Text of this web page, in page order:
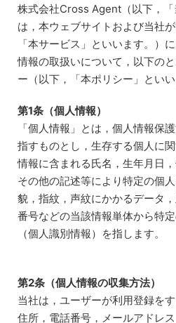
Skip
content
株式会社Cross Agent（以下，「
は，本ウェブサイトおよび当社
「本サービス」といいます。）
情報の取扱いについて，以下の
ー（以下，「本ポリシー」とい
第1条（個人情報）
「個人情報」とは，個人情報保
指すものとし，生存する個人に
情報に含まれる氏名，生年月日
その他の記述等により特定の個
貌，指紋，声紋にかかるデータ
番号などの当該情報単体から特
（個人識別情報）を指します。
第2条（個人情報の収集方法）
当社は，ユーザーが利用登録を
住所，電話番号，メールアドレ